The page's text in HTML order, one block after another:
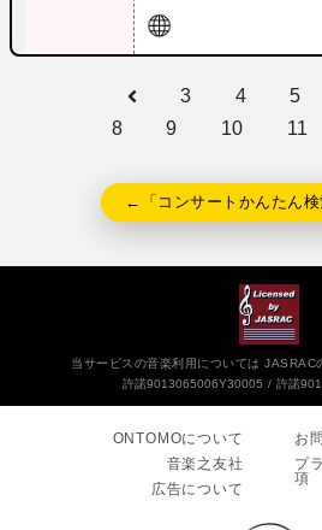
3 4 5
8
9 10 11
←「コンサートかんたん検
当サービスの音楽利用については JASRAC
許諾9013065006Y30005
許諾
ONTOMOについて
音楽之友社
広告について
お
プ
項